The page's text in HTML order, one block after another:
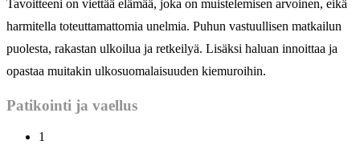
Tavoitteeni on viettää elämää, joka on muistelemisen arvoinen, eikä
harmitella toteuttamattomia unelmia. Puhun vastuullisen matkailun
puolesta, rakastan ulkoilua ja retkeilyä. Lisäksi haluan innoittaa ja
opastaa muitakin ulkosuomalaisuuden kiemuroihin.
Patikointi ja vaellus
1